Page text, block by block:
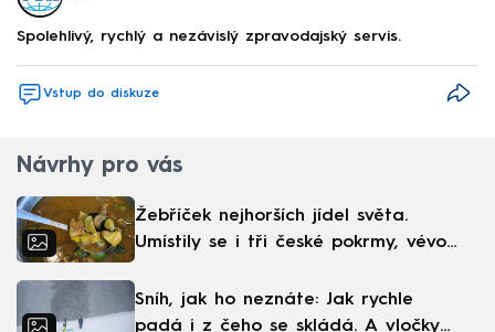
Spolehlivý, rychlý a nezávislý zpravodajský servis.
Vstup do diskuze
Návrhy pro vás
Žebříček nejhorších jídel světa.
Umístily se i tři české pokrmy, vévodí
Sníh, jak ho neznáte: Jak rychle
padá i z čeho se skládá. A vločky